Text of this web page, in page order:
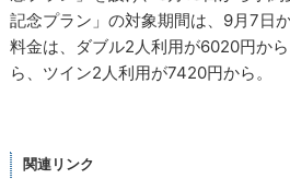
記念プラン」の対象期間は、9月7日
料金は、ダブル2人利用が6020円か
ら、ツイン2人利用が7420円から。
関連リンク